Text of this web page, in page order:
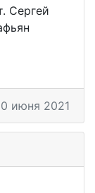
Сергей
июня 2021